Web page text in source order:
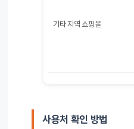
기타 지역 쇼핑몰
사용처 확인 방법